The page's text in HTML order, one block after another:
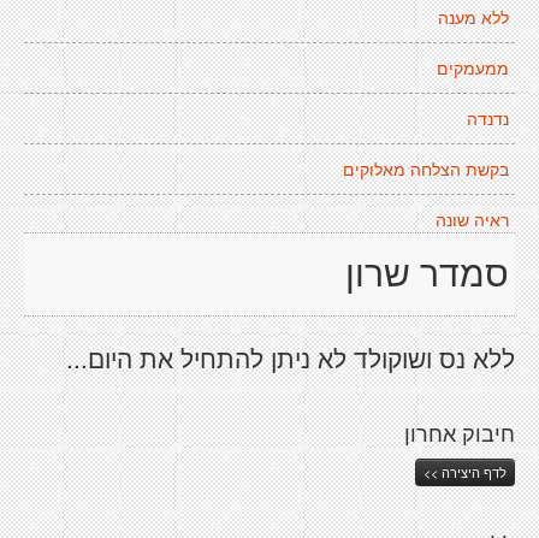
ללא מענה
ממעמקים
נדנדה
בקשת הצלחה מאלוקים
ראיה שונה
סמדר שרון
ללא נס ושוקולד לא ניתן להתחיל את היום...
חיבוק אחרון
לדף היצירה >>